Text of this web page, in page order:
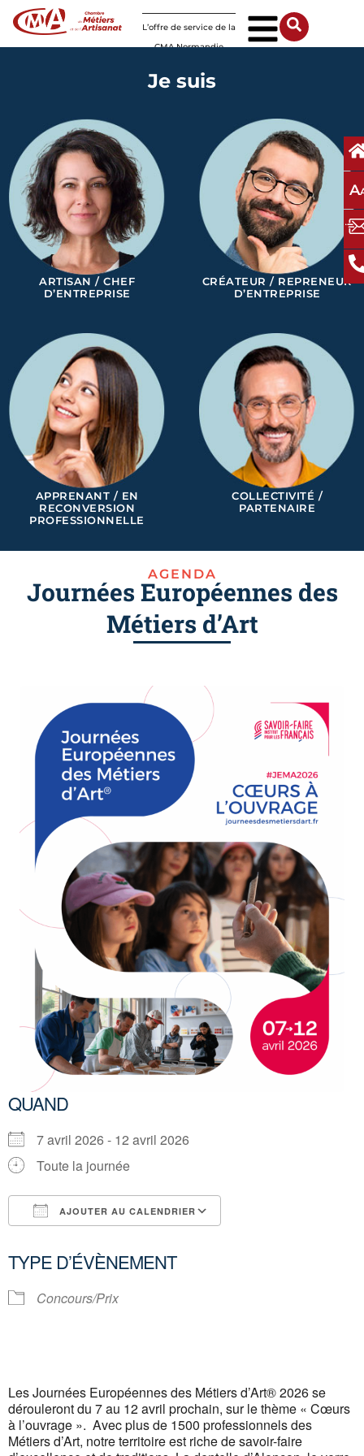
L’offre de service de la
CMA Normandie
A
Je suis
ARTISAN / CHEF
D’ENTREPRISE
CRÉATEUR / REPRENEUR
D’ENTREPRISE
APPRENANT / EN
RECONVERSION
PROFESSIONNELLE
COLLECTIVITÉ /
PARTENAIRE
AGENDA
Journées Européennes des
Métiers d’Art
QUAND
7 avril 2026 - 12 avril 2026
Toute la journée
AJOUTER AU CALENDRIER
TYPE D’ÉVÈNEMENT
Concours/Prix
Les Journées Européennes des Métiers d’Art® 2026 se
dérouleront du 7 au 12 avril prochain, sur le thème « Cœurs
à l’ouvrage ». Avec plus de 1500 professionnels des
Métiers d’Art, notre territoire est riche de savoir-faire
Panneau de gestion des cookies